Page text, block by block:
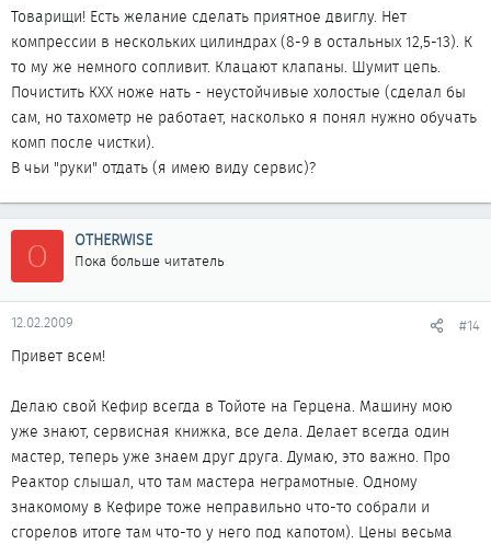
Товарищи! Есть желание сделать приятное двиглу. Нет
компрессии в нескольких цилиндрах (8-9 в остальных 12,5-13). К
то му же немного сопливит. Клацают клапаны. Шумит цепь.
Почистить КХХ ноже нать - неустойчивые холостые (сделал бы
сам, но тахометр не работает, насколько я понял нужно обучать
комп после чистки).
В чьи "руки" отдать (я имею виду сервис)?
O OTHERWISE
Пока больше читатель
12.02.2009 #14
Привет всем!
Делаю свой Кефир всегда в Тойоте на Герцена. Машину мою
уже знают, сервисная книжка, все дела. Делает всегда один
мастер, теперь уже знаем друг друга. Думаю, это важно. Про
Реактор слышал, что там мастера неграмотные. Одному
знакомому в Кефире тоже неправильно что-то собрали и
сгорелов итоге там что-то у него под капотом). Цены весьма